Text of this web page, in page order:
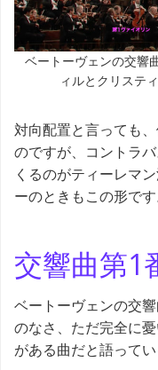
ベートーヴェンの交響
ィルとクリステ
対向配置と言っても
のですが、コントラ
くるのがティーレマ
ーのときもこの形です
交響曲第1
ベートーヴェンの交
のなさ、ただ完全に
がある曲だと語ってい